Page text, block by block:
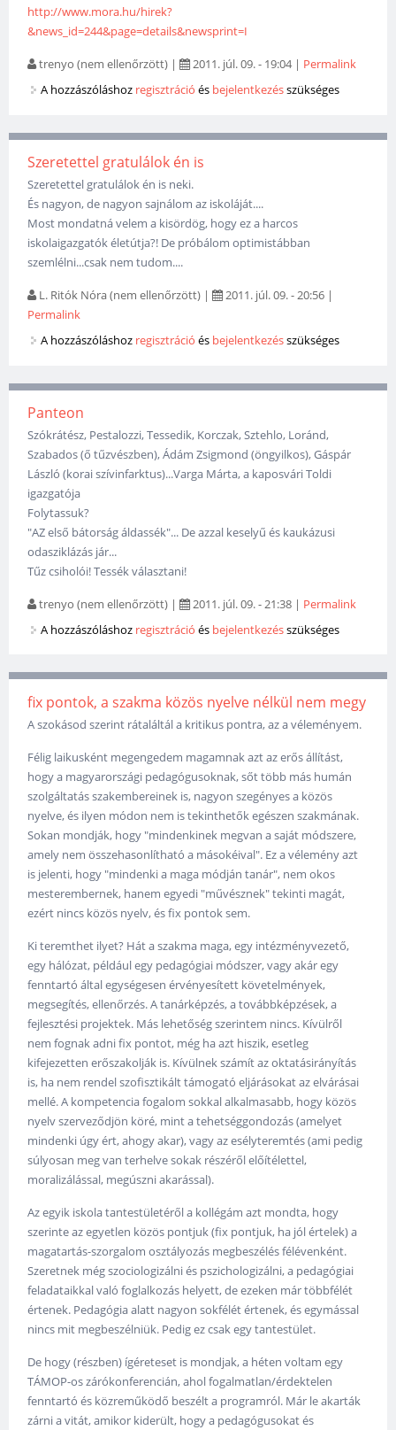
http://www.mora.hu/hirek?
&news_id=244&page=details&newsprint=I
trenyo (nem ellenőrzött) | 2011. júl. 09. - 19:04| Permalink
A hozzászóláshoz regisztráció és bejelentkezésszükséges
Szeretettel gratulálok én is
Szeretettel gratulálok én is neki.
És nagyon, de nagyon sajnálom az iskoláját....
Most mondatná velem a kisördög, hogy ez a harcos
iskolaigazgatók életútja?! De próbálom optimistábban
szemlélni...csak nem tudom....
L. Ritók Nóra (nem ellenőrzött) | 2011. júl. 09. - 20:56 |
Permalink
A hozzászóláshoz regisztráció és bejelentkezésszükséges
Panteon
Szókrátész, Pestalozzi, Tessedik, Korczak, Sztehlo, Loránd,
Szabados (ő tűzvészben), Ádám Zsigmond (öngyilkos), Gáspár
László (korai szívinfarktus)...Varga Márta, a kaposvári Toldi
igazgatója
Folytassuk?
"AZ első bátorság áldassék"... De azzal keselyű és kaukázusi
odasziklázás jár...
Tűz csiholói! Tessék választani!
trenyo (nem ellenőrzött) | 2011. júl. 09. - 21:38 | Permalink
A hozzászóláshoz regisztráció és bejelentkezésszükséges
fix pontok, a szakma közös nyelve nélkül nem megy
A szokásod szerint rátaláltál a kritikus pontra, az a véleményem.
Félig laikusként megengedem magamnak azt az erős állítást,
hogy a magyarországi pedagógusoknak, sőt több más humán
szolgáltatás szakembereinek is, nagyon szegényes a közös
nyelve, és ilyen módon nem is tekinthetők egészen szakmának.
Sokan mondják, hogy "mindenkinek megvan a saját módszere,
amely nem összehasonlítható a másokéival". Ez a vélemény azt
is jelenti, hogy "mindenki a maga módján tanár", nem okos
mesterembernek, hanem egyedi "művésznek" tekinti magát,
ezért nincs közös nyelv, és fix pontok sem.
Ki teremthet ilyet? Hát a szakma maga, egy intézményvezető,
egy hálózat, például egy pedagógiai módszer, vagy akár egy
fenntartó által egységesen érvényesített követelmények,
megsegítés, ellenőrzés. A tanárképzés, a továbbképzések, a
fejlesztési projektek. Más lehetőség szerintem nincs. Kívülről
nem fognak adni fix pontot, még ha azt hiszik, esetleg
kifejezetten erőszakolják is. Kívülnek számít az oktatásirányítás
is, ha nem rendel szofisztikált támogató eljárásokat az elvárásai
mellé. A kompetencia fogalom sokkal alkalmasabb, hogy közös
nyelv szerveződjön köré, mint a tehetséggondozás (amelyet
mindenki úgy ért, ahogy akar), vagy az esélyteremtés (ami pedig
súlyosan meg van terhelve sokak részéről előítélettel,
moralizálással, megúszni akarással).
Az egyik iskola tantestületéről a kollégám azt mondta, hogy
szerinte az egyetlen közös pontjuk (fix pontjuk, ha jól értelek) a
magatartás-szorgalom osztályozás megbeszélés félévenként.
Szeretnek még szociologizálni és pszichologizálni, a pedagógiai
feladataikkal való foglalkozás helyett, de ezeken már többfélét
értenek. Pedagógia alatt nagyon sokfélét értenek, és egymással
nincs mit megbeszélniük. Pedig ez csak egy tantestület.
De hogy (részben) ígéreteset is mondjak, a héten voltam egy
TÁMOP-os zárókonferencián, ahol fogalmatlan/érdektelen
fenntartó és közreműködő beszélt a programról. Már le akarták
zárni a vitát, amikor kiderült, hogy a pedagógusokat és